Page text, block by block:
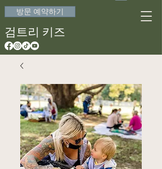
방문 예약하기
검트리 키즈